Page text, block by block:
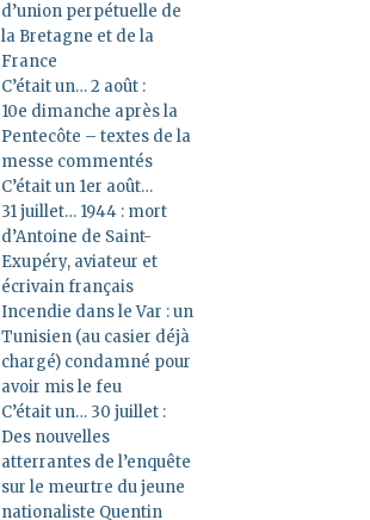
d’union perpétuelle de
la Bretagne et de la
France
C’était un… 2 août :
10e dimanche après la
Pentecôte – textes de la
messe commentés
C’était un 1er août…
31 juillet… 1944 : mort
d’Antoine de Saint-
Exupéry, aviateur et
écrivain français
Incendie dans le Var : un
Tunisien (au casier déjà
chargé) condamné pour
avoir mis le feu
C’était un… 30 juillet :
Des nouvelles
atterrantes de l’enquête
sur le meurtre du jeune
nationaliste Quentin